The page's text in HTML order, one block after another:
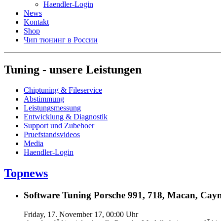
Haendler-Login
News
Kontakt
Shop
Чип тюнинг в России
Tuning - unsere Leistungen
Chiptuning & Fileservice
Abstimmung
Leistungsmessung
Entwicklung & Diagnostik
Support und Zubehoer
Pruefstandsvideos
Media
Haendler-Login
Topnews
Software Tuning Porsche 991, 718, Macan,
Friday, 17. November 17, 00:00 Uhr